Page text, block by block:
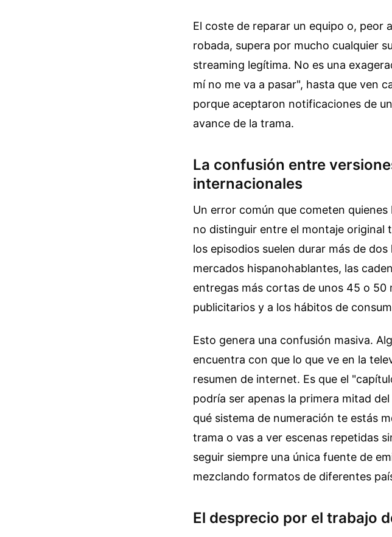
El coste de reparar un equipo o, peor
robada, supera por mucho cualquier
streaming legítima. No es una
mí no me va a pasar", hasta que ven
porque aceptaron notificaciones de
avance de la trama.
La confusión entre
internacionales
Un error común que cometen
no distinguir entre el montaje original
los episodios suelen durar más de
mercados hispanohablantes, las
entregas más cortas de unos 45 o 50
publicitarios y a los hábitos de
Esto genera una confusión masiva.
encuentra con que lo que ve en la
resumen de internet. Es que el
podría ser apenas la primera mitad
qué sistema de numeración te estás
trama o vas a ver escenas repetidas
seguir siempre una única fuente de
mezclando formatos de diferentes
El desprecio por el trabajo